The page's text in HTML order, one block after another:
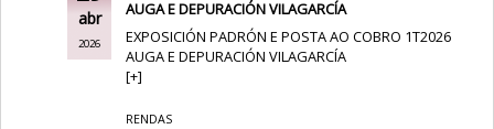
abr
2026
AUGA E DEPURACIÓN VILAGARCÍA
EXPOSICIÓN PADRÓN E POSTA AO COBRO 1T2026
AUGA E DEPURACIÓN VILAGARCÍA
[+]
RENDAS